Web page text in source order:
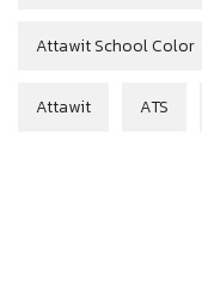
Attawit School Color
Attawit ATS